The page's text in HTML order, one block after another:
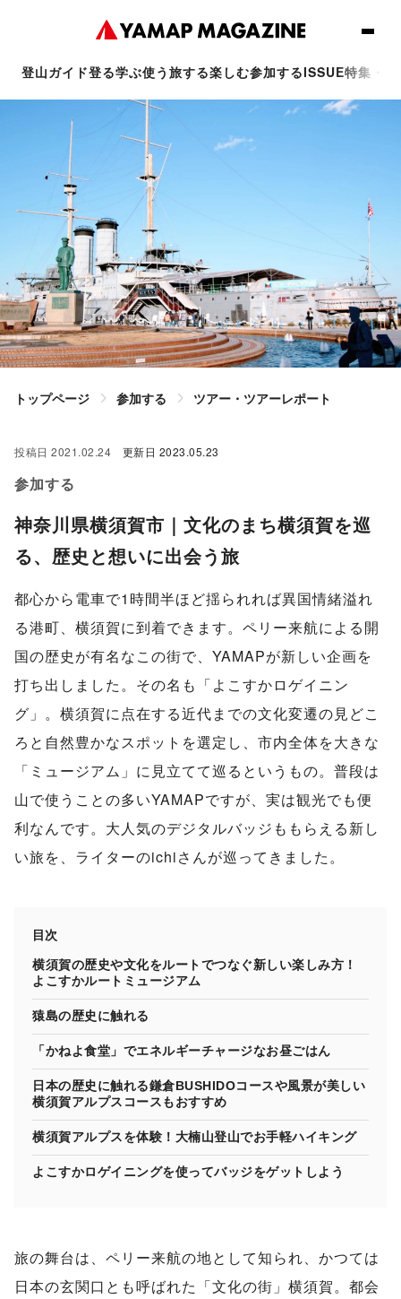
登山ガイド登る学ぶ使う 旅する楽しむ参加するISSUE特集・
トップページ 参加する ツアー・ツアーレポート
投稿日 2021.02.24 更新日 2023.05.23
参加する
神奈川県横須賀市｜文化のまち横須賀を巡
る、歴史と想いに出会う旅
都心から電車で1時間半ほど揺られれば異国情緒溢れ
る港町、横須賀に到着できます。ペリー来航による開
国の歴史が有名なこの街で、YAMAPが新しい企画を
打ち出しました。その名も「よこすかロゲイニン
グ」。横須賀に点在する近代までの文化変遷の見どこ
ろと自然豊かなスポットを選定し、市内全体を大きな
「ミュージアム」に見立てて巡るというもの。普段は
山で使うことの多いYAMAPですが、実は観光でも便
利なんです。大人気のデジタルバッジももらえる新し
い旅を、ライターのichiさんが巡ってきました。
目次
横須賀の歴史や文化をルートでつなぐ新しい楽しみ方！
よこすかルートミュージアム
猿島の歴史に触れる
「かねよ食堂」でエネルギーチャージなお昼ごはん
日本の歴史に触れる鎌倉BUSHIDOコースや風景が美しい
横須賀アルプスコースもおすすめ
横須賀アルプスを体験！大楠山登山でお手軽ハイキング
よこすかロゲイニングを使ってバッジをゲットしよう
旅の舞台は、ペリー来航の地として知られ、かつては
日本の玄関口とも呼ばれた「文化の街」横須賀。都会